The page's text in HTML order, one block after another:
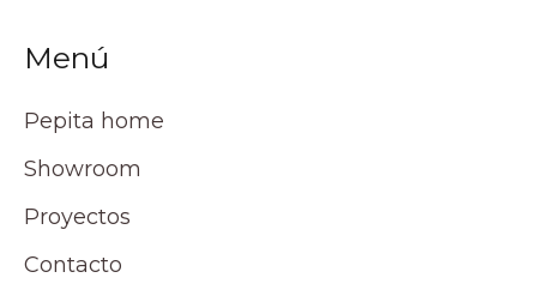
Menú
Pepita home
Showroom
Proyectos
Contacto